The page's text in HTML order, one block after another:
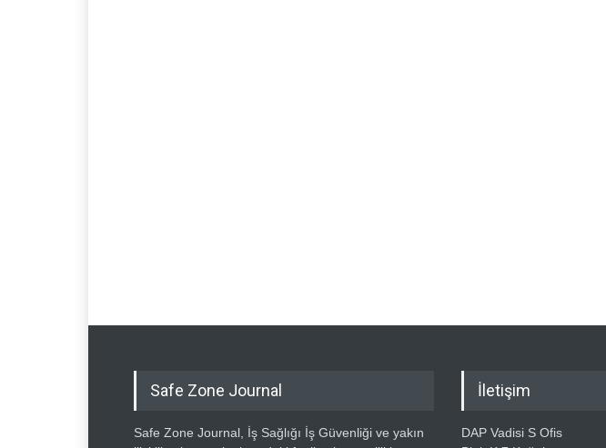
Safe Zone Journal
Safe Zone Journal, İş Sağlığı İş Güvenliği ve yakın
İletişim
DAP Vadisi S Ofis